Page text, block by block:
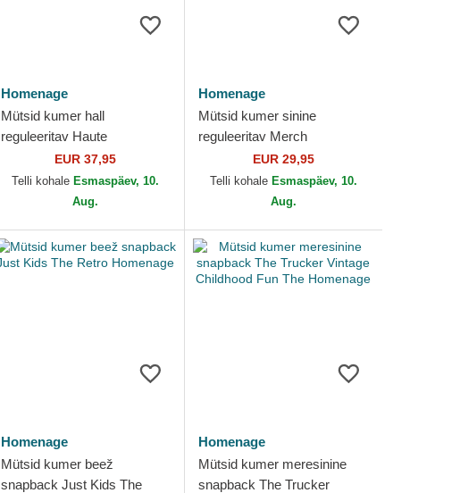
Homenage
Mütsid kumer hall
reguleeritav Haute
Merchandising The 90s
Homenage
EUR 37,95
Telli kohale Esmaspäev, 10.
Aug.
Homenage
Mütsid kumer sinine
reguleeritav Merch
Merchandising The 90s
Homenage
EUR 29,95
Telli kohale Esmaspäev, 10.
Aug.
Homenage
Mütsid kumer beež
snapback Just Kids The
Homenage
Mütsid kumer meresinine
snapback The Trucker